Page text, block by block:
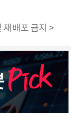
배포 금지 >